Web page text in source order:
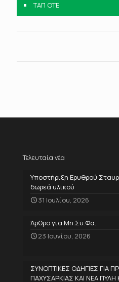
ΤΑΠ ΟΤΕ
Τελευταία νέα
Υποστήριξη Ερυθρού
δωρεά υλικού
31 Ιουλίου, 2026
Άρθρο για Μη.Συ.Φα.
23 Ιουνίου, 2026
ΣΥΝΟΠΤΙΚΕΣ ΟΔΗΓΙΕΣ ΓΙΑ
ΠΑΧΥΣΑΡΚΙΑΣ ΚΑΙ ΝΕΑ